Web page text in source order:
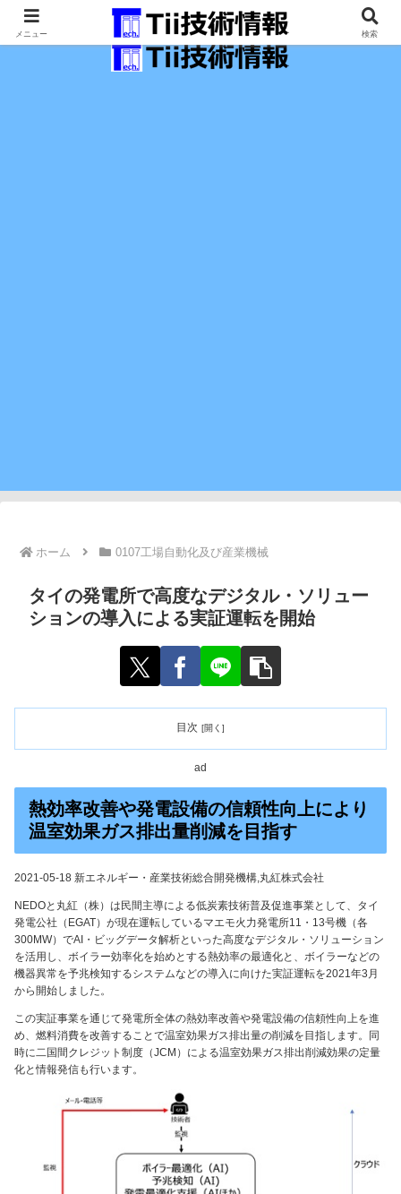
最新の科学技術の情報インフラ。
ホーム 0107工場自動化及び産業機械
タイの発電所で高度なデジタル・ソリュー
ションの導入による実証運転を開始
目次
ad
熱効率改善や発電設備の信頼性向上により
温室効果ガス排出量削減を目指す
2021-05-18 新エネルギー・産業技術総合開発機構,丸紅株式会社
NEDOと丸紅（株）は民間主導による低炭素技術普及促進事業として、タイ
発電公社（EGAT）が現在運転しているマエモ火力発電所11・13号機（各
300MW）でAI・ビッグデータ解析といった高度なデジタル・ソリューション
を活用し、ボイラー効率化を始めとする熱効率の最適化と、ボイラーなどの
機器異常を予兆検知するシステムなどの導入に向けた実証運転を2021年3月
から開始しました。
この実証事業を通じて発電所全体の熱効率改善や発電設備の信頼性向上を進
め、燃料消費を改善することで温室効果ガス排出量の削減を目指します。同
時に二国間クレジット制度（JCM）による温室効果ガス排出削減効果の定量
化と情報発信も行います。
メニュー 検索